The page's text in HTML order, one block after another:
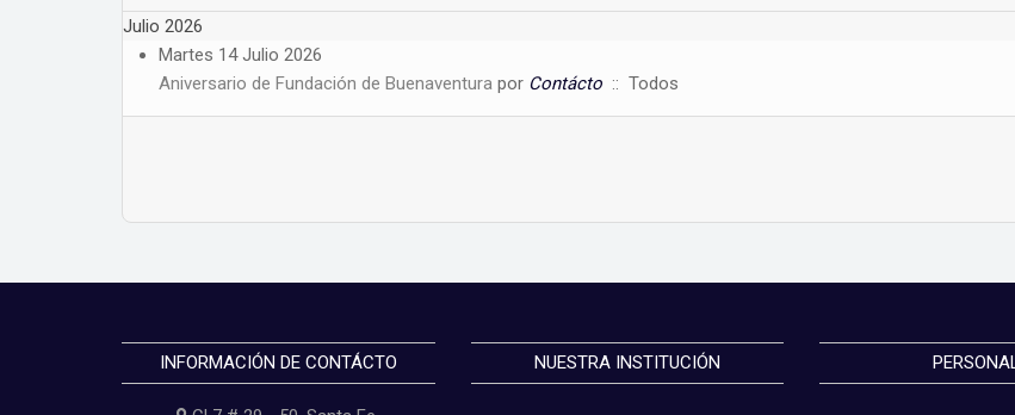
Julio 2026
Martes 14 Julio 2026
Aniversario de Fundación de Buenaventura por Contácto :: Todos
INFORMACIÓN DE CONTÁCTO NUESTRA INSTITUCIÓN